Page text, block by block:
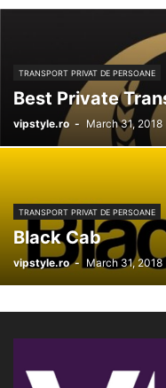
EXPERTI CONTABILI
PROFIL
SERVICE-URI AUTO
SPALATORII
TRANSPORT PRIVAT DE PERSOANE
Best Private
vipstyle.ro - March 31, 2018
TRANSPORT PRIVAT DE PERSOANE
Black Cab
vipstyle.ro - March 31, 2018